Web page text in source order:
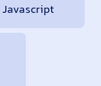
Javascript